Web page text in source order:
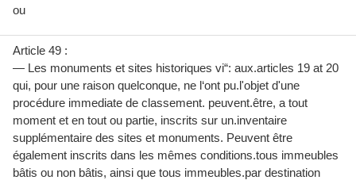
ou
Article 49 :
— Les monuments et sites historiques vi“: aux.articles 19 at 20
qui, pour une raison quelconque, ne l‘ont pu.l'objet d'une
procédure immediate de classement. peuvent.être, a tout
moment et en tout ou partie, inscrits sur un.inventaire
supplémentaire des sites et monuments. Peuvent être
également inscrits dans les mêmes conditions.tous immeubles
bâtis ou non bâtis, ainsi que tous immeubles.par destination